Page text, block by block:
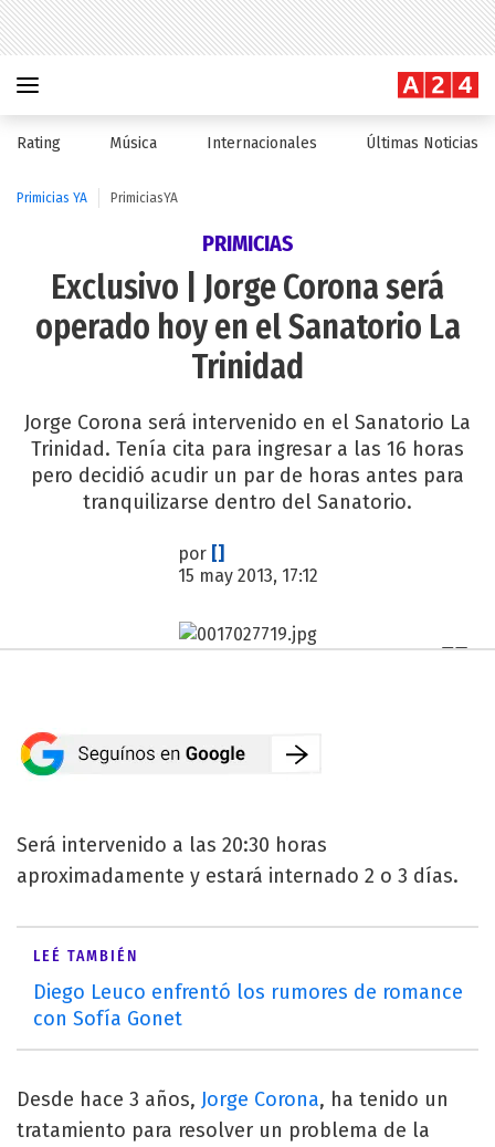
Rating Música Internacionales Últimas Noticias
Primicias YA PrimiciasYA
PRIMICIAS
Exclusivo | Jorge Corona será
operado hoy en el Sanatorio La
Trinidad
Jorge Corona será intervenido en el Sanatorio La
Trinidad. Tenía cita para ingresar a las 16 horas
pero decidió acudir un par de horas antes para
tranquilizarse dentro del Sanatorio.
por []
15 may 2013, 17:12
Será intervenido a las 20:30 horas
aproximadamente y estará internado 2 o 3 días.
LEÉ TAMBIÉN
Diego Leuco enfrentó los rumores de romance
con Sofía Gonet
Desde hace 3 años, Jorge Corona, ha tenido un
tratamiento para resolver un problema de la